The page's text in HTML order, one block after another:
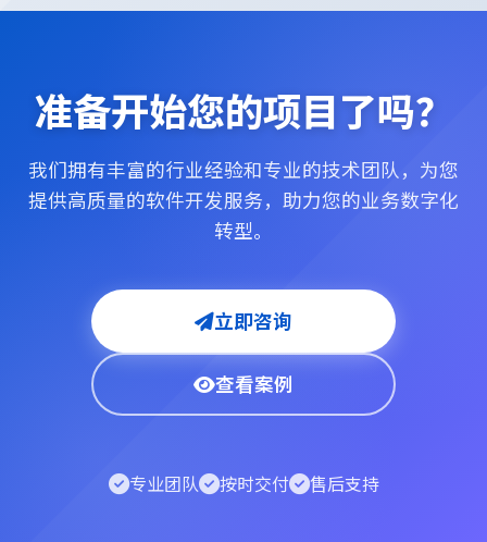
准备开始您的项目了吗？
我们拥有丰富的行业经验和专业的技术团队，为您
提供高质量的软件开发服务，助力您的业务数字化
转型。
立即咨询
查看案例
专业团队 按时交付 售后支持